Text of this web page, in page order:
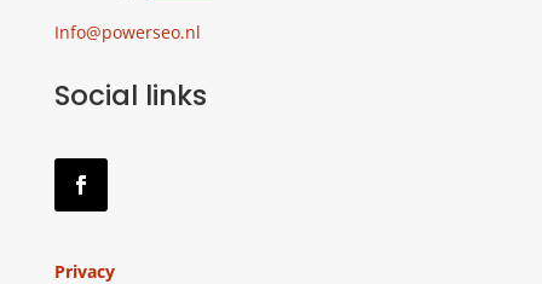
Info@powerseo.nl
Social links
Privacy